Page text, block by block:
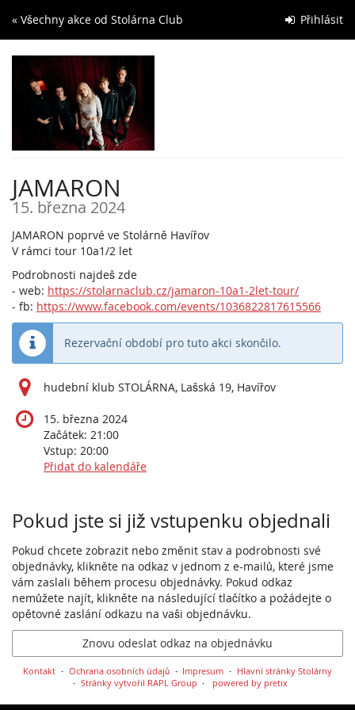
Skip to
Přihlásit
« Všechny akce od Stolárna Club
JAMARON
15. března 2024
JAMARON poprvé ve Stolárně Havířov
V rámci tour 10a1/2 let
Podrobnosti najdeš zde
- web: https://stolarnaclub.cz/jamaron-10a1-2let-tour/
- fb: https://www.facebook.com/events/1036822817615566
Rezervační období pro tuto akci skončilo.
hudební klub STOLÁRNA, Lašská 19, Havířov
15. března 2024
Začátek: 21:00
Vstup: 20:00
Přidat do kalendáře
Pokud jste si již vstupenku objednali
Pokud chcete zobrazit nebo změnit stav a podrobnosti své
objednávky, klikněte na odkaz v jednom z e-mailů, které jsme
vám zaslali během procesu objednávky. Pokud odkaz
nemůžete najít, klikněte na následující tlačítko a požádejte o
opětovné zaslání odkazu na vaši objednávku.
Znovu odeslat odkaz na objednávku
Kontakt Ochrana osobních údajů Impresum
Hlavní stránky Stolárny
Stránky vytvořil RAPL Group
powered by pretix